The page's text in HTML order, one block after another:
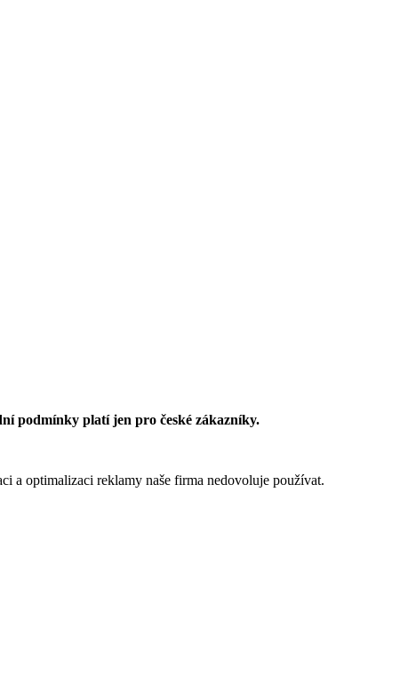
podmínky platí jen pro české zákazníky.
a optimalizaci reklamy naše firma nedovoluje používat.